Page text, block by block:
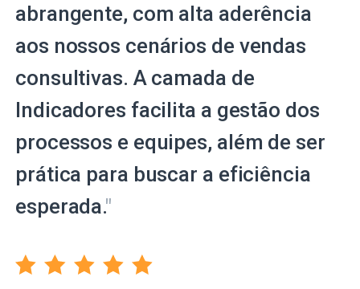
abrangente, com alta aderência
aos nossos cenários de vendas
consultivas. A camada de
Indicadores facilita a gestão dos
processos e equipes, além de ser
prática para buscar a eficiência
esperada."